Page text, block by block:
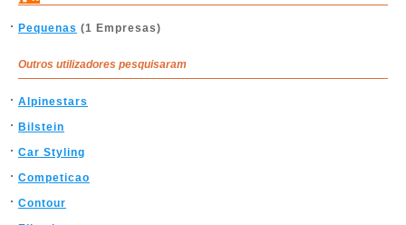
Pequenas (1 Empresas)
Outros utilizadores pesquisaram
Alpinestars
Bilstein
Car Styling
Competicao
Contour